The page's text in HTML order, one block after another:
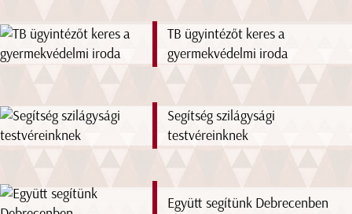
TB ügyintézőt keres a
gyermekvédelmi iroda
Segítség szilágysági
testvéreinknek
Együtt segítünk Debrecenben